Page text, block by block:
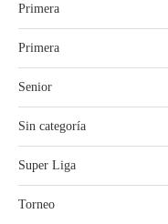
Primera
Primera
Senior
Sin categoría
Super Liga
Torneo